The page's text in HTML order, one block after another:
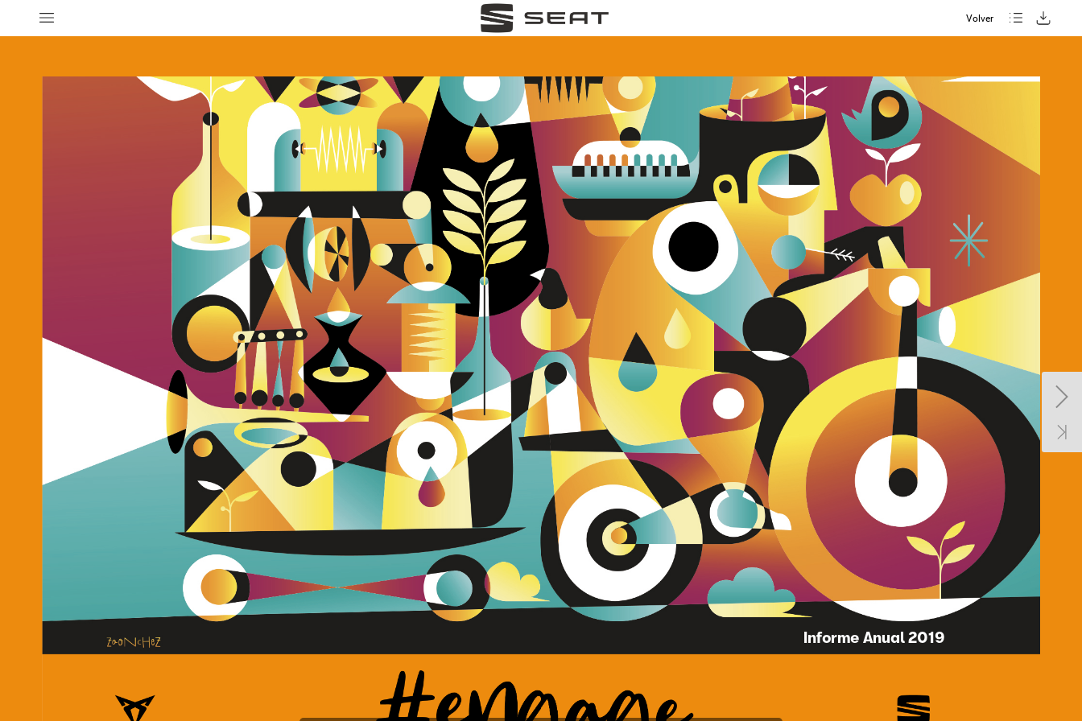
Volver
Informe Anual2019